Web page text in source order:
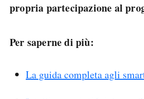
propria partecipazione al
Per saperne di più:
La guida completa agli